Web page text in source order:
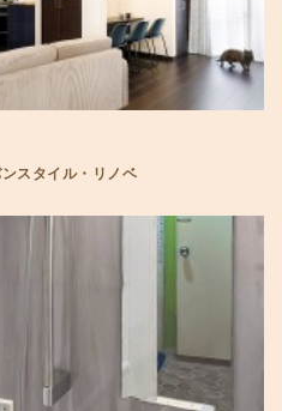
スタイル・リノベ